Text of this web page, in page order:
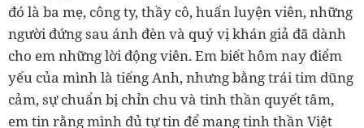
đó là ba mẹ, công ty, thầy cô, huấn luyện viên, những
người đứng sau ánh đèn và quý vị khán giả đã dành
cho em những lời động viên. Em biết hôm nay điểm
yếu của mình là tiếng Anh, nhưng bằng trái tim dũng
cảm, sự chuẩn bị chỉn chu và tinh thần quyết tâm,
em tin rằng mình đủ tự tin để mang tinh thần Việt